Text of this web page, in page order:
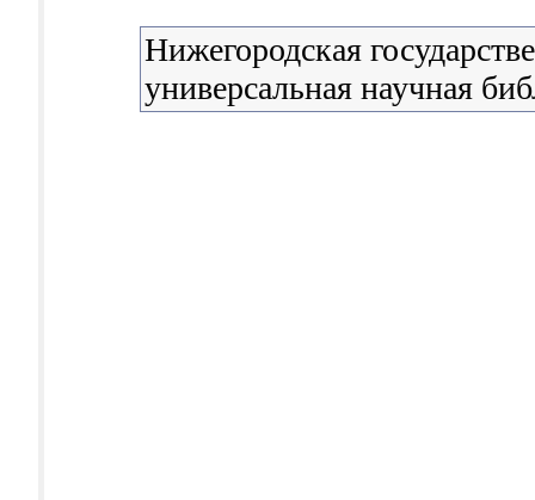
Нижегородская
универсальная научная